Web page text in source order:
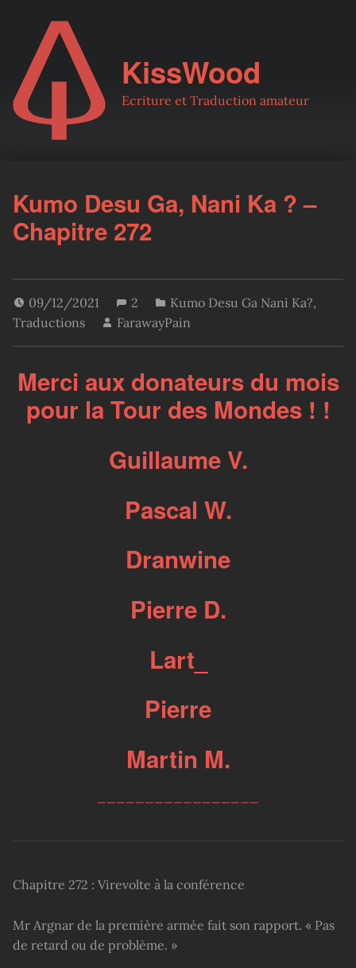
KissWood
Ecriture et Traduction amateur
Kumo Desu Ga, Nani Ka ? –
Chapitre 272
09/12/2021 2 Kumo Desu Ga Nani Ka?,
Traductions
FarawayPain
Merci aux donateurs du mois
pour la Tour des Mondes ! !
Guillaume V.
Pascal W.
Dranwine
Pierre D.
Lart_
Pierre
Martin M.
Chapitre 272 : Virevolte à la conférence
Mr Argnar de la première armée fait son rapport. « Pas
de retard ou de problème. »